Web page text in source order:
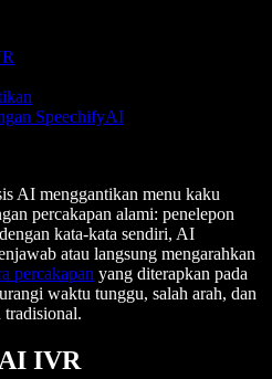
SpeechifyAI
AI menggantikan menu kaku
percakapan alami: penelepon
kata-kata sendiri, AI
atau langsung mengarahkan
percakapan yang diterapkan pada
waktu tunggu, salah arah, dan
IVR